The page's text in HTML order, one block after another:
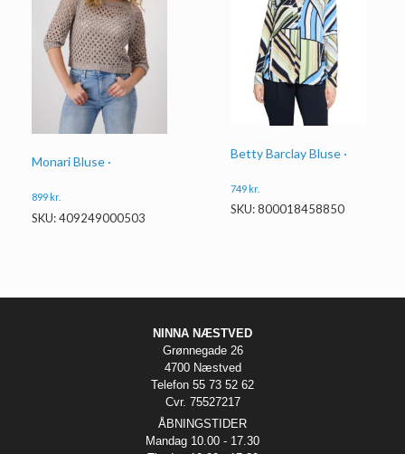
Monari Bluse ·
899 kr.
SKU: 409249000503
Betty Barclay Bluse ·
749kr.
SKU: 800018458850
NINNA NÆSTVED
Grønnegade 26
4700 Næstved
Telefon 55 73 52 62
Cvr. 75527217
ÅBNINGSTIDER
Mandag 10.00 - 17.30